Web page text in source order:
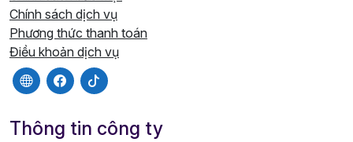
Chính sách dịch vụ
Phương thức thanh toán
Điều khoản dịch vụ
Thông tin công ty